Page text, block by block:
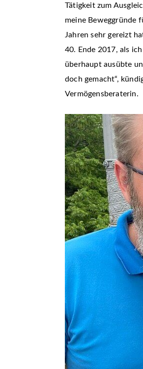
Tätigkeit zum
meine Beweggründe
Jahren sehr gereizt
40. Ende 2017, als
überhaupt ausübte
doch gemacht“,
Vermögensberaterin.